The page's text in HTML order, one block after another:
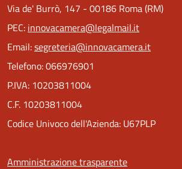
Via de' Burrò, 147 - 00186 Roma (RM)
PEC: innovacamera@legalmail.it
Email:segreteria@innovacamera.it
Telefono: 066976901
P.IVA: 10203811004
C.F. 10203811004
Codice Univoco dell'Azienda: U67PLP
Amministrazione trasparente